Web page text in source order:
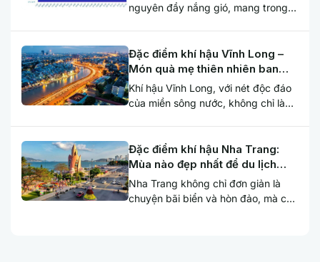
nguyên đầy nắng gió, mang trong
Đặc điểm khí hậu Vĩnh Long –
Món quà mẹ thiên nhiên ban
tặng
Khí hậu Vĩnh Long, với nét độc đáo
của miền sông nước, không chỉ là
Đặc điểm khí hậu Nha Trang:
Mùa nào đẹp nhất để du lịch
Nha Trang?
Nha Trang không chỉ đơn giản là
chuyện bãi biển và hòn đảo, mà còn